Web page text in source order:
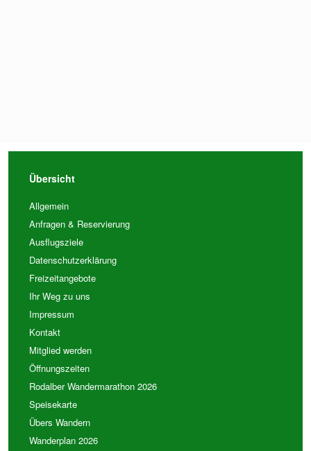
Übersicht
Allgemein
Anfragen & Reservierung
Ausflugsziele
Datenschutzerklärung
Freizeitangebote
Ihr Weg zu uns
Impressum
Kontakt
Mitglied werden
Öffnungszeiten
Rodalber Wandermarathon 2026
Speisekarte
Übers Wandern
Wanderplan 2026